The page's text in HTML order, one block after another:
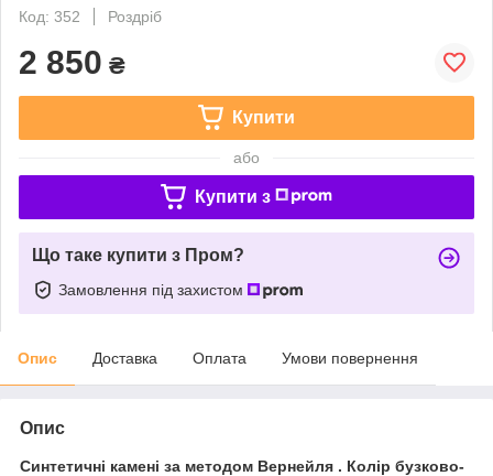
Код: 352
Роздріб
2 850 ₴
Купити
або
Купити з
Що таке купити з Пром?
Замовлення під захистом
Опис Доставка Оплата Умови повернення
Опис
Синтетичні камені за методом Вернейля . Колір бузково-